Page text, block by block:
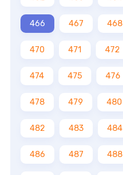
466 467 468
470 471 472
474 475 476
478 479 480
482 483 484
486 487 488